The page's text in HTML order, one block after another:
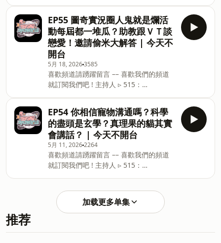
si=A3Z9ayRfTPSQ6aU3INVzBQ 🎧
SoundOn https://player.s
https://www.instagram.com/im515vt/
▹ 真理果：
https://www.instagram.com/marikavtuber/
–– 每週一晚上７點更新全新集數，歡迎來
收聽！ 🎧Apple
podcasthttps://podcasts.apple.com/us/podcast/
🎧Spotify
https://open.spotify.com/show/
si=A3Z9ayRfTPSQ6aU3INVzBQ 🎧
SoundOn https
EP55 圖奇實況圈人鬼就是爛活
動每屆都一堆瓜？助教跟ＶＴ談
戀愛！邀請偷米大解答 | 今天不
開台
5月 18, 20263585
喜歡頻道請踴躍留言 –– 喜歡我們的頻道
就訂閱我們吧 ! 主持人 ▹ 515：
▹ 真理果：
https://www.instagram.com/marikavtuber/
–– 每週一晚上７點更新全新集數，歡迎來
收聽！ 🎧Apple
podcasthttps://podcasts.apple.com/us/podcast/
🎧Spotify
https://open.spotify.com/show/
si=A3Z9ayRfTPSQ6aU3INVzBQ 🎧
SoundOn https://player.s
EP54 你相信寵物溝通嗎？科學
的盡頭是玄學？真理果的貓其實
會講話？ | 今天不開台
5月 11, 20262264
喜歡頻道請踴躍留言 –– 喜歡我們的頻道
就訂閱我們吧 ! 主持人 ▹ 515：
https://www.instagram.com/marikavtuber/
–– 每週一晚上７點更新全新集數，歡迎來
加载更多单集
推荐